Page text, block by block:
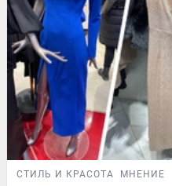
СТИЛЬ И КРАСОТА МНЕНИЕ